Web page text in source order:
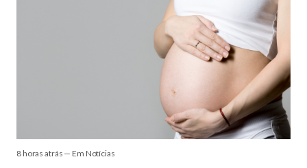
8 horas atrás — Em Notícias